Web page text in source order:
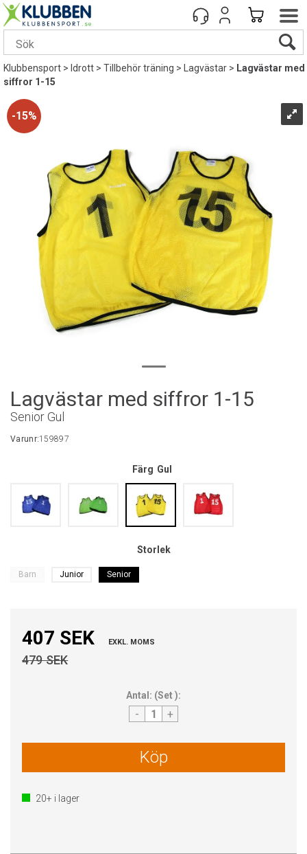
Klubbensport> Idrott>Tillbehör träning> Lagvästar> Lagvästar med
siffror 1-15
15%
Lagvästar med siffror 1-15
Senior Gul
Varunr:159897
Färg Gul
Storlek
Barn Junior Senior
407 SEK EXKL. MOMS
479 SEK
Antal: (Set):
- +
Köp
20+ i lager